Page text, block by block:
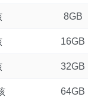
8GB
16GB
32GB
64GB